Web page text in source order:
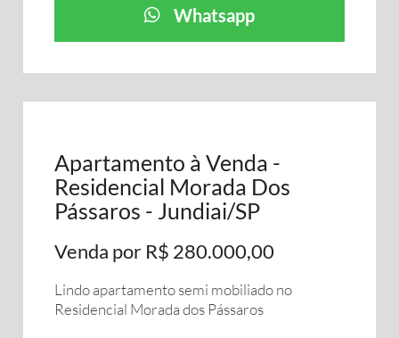
Whatsapp
Apartamento à Venda -
Residencial Morada Dos
Pássaros - Jundiai/SP
Venda por R$ 280.000,00
Lindo apartamento semi mobiliado no
Residencial Morada dos Pássaros